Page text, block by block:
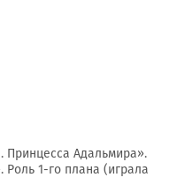
Принцесса Адальмира».
1-го плана (играла